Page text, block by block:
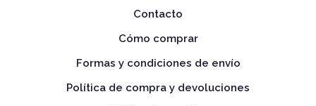
Contacto
Cómo comprar
Formas y condiciones de envío
Política de compra y devoluciones